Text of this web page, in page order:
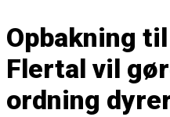
Opbakning
Flertal vil
ordning